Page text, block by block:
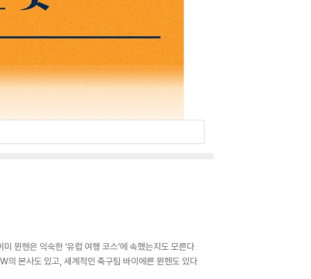
뮌헨은 익숙한 ‘유럽 여행 코스’에 속했는지도 모른다.
의 본사도 있고, 세계적인 축구팀 바이에른 뮌헨도 있다.